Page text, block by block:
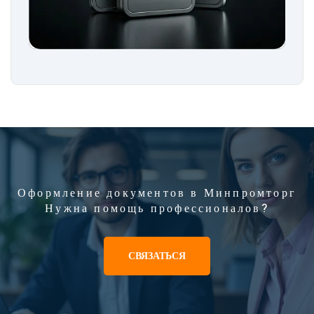
Оформление документов в Минпромторг
Нужна помощь профессионалов?
СВЯЗАТЬСЯ